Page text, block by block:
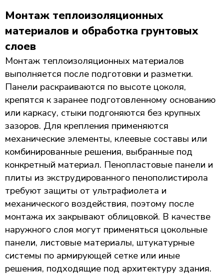
Монтаж теплоизоляционных
материалов и обработка грунтовых
слоев
Монтаж теплоизоляционных материалов
выполняется после подготовки и разметки.
Панели раскраиваются по высоте цоколя,
крепятся к заранее подготовленному основанию
или каркасу, стыки подгоняются без крупных
зазоров. Для крепления применяются
механические элементы, клеевые составы или
комбинированные решения, выбранные под
конкретный материал. Пенопластовые панели и
плиты из экструдированного пенополистирола
требуют защиты от ультрафиолета и
механического воздействия, поэтому после
монтажа их закрывают облицовкой. В качестве
наружного слоя могут применяться цокольные
панели, листовые материалы, штукатурные
системы по армирующей сетке или иные
решения, подходящие под архитектуру здания.